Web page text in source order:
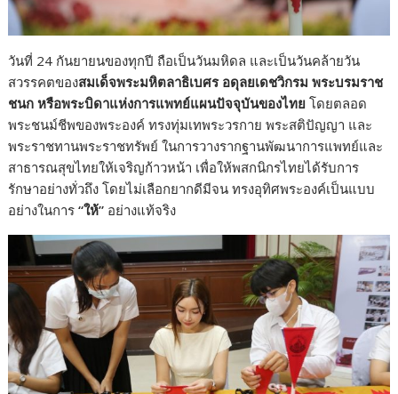
วันที่ 24 กันยายนของทุกปี ถือเป็นวันมหิดล และเป็นวันคล้ายวัน
สวรรคตของสมเด็จพระมหิตลาธิเบศร อดุลยเดชวิกรม พระบรมราช
ชนก หรือพระบิดาแห่งการแพทย์แผนปัจจุบันของไทย โดยตลอด
พระชนม์ชีพของพระองค์ ทรงทุ่มเทพระวรกาย พระสติปัญญา และ
พระราชทานพระราชทรัพย์ ในการวางรากฐานพัฒนาการแพทย์และ
สาธารณสุขไทยให้เจริญก้าวหน้า เพื่อให้พสกนิกรไทยได้รับการ
รักษาอย่างทั่วถึง โดยไม่เลือกยากดีมีจน ทรงอุทิศพระองค์เป็นแบบ
อย่างในการ“ให้” อย่างแท้จริง